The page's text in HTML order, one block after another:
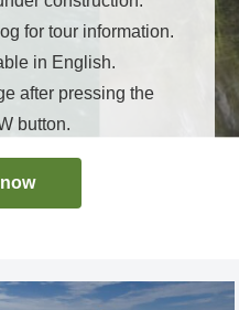
for tour information.
in English.
after pressing the
button.